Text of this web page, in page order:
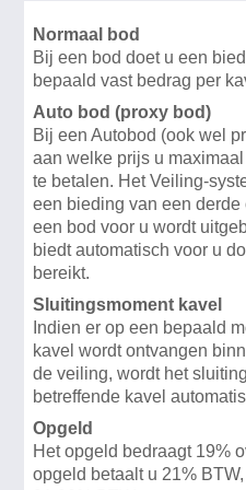
Normaal bod
Bij een bod doet u een
bepaald vast bedrag per
Auto bod (proxy bod)
Bij een Autobod (ook wel
aan welke prijs u
te betalen. Het Veiling-
een bieding van een
een bod voor u wordt
biedt automatisch voor u
bereikt.
Sluitingsmoment kavel
Indien er op een bepaald
kavel wordt ontvangen
de veiling, wordt het
betreffende kavel
Opgeld
Het opgeld bedraagt 19%
opgeld betaalt u 21%